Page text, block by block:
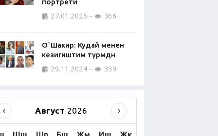
портрети
27.01.2026 366
О`Шакир: Кудай менен
кезигиштим түрмөдөн
29.11.2024 339
Август 2026